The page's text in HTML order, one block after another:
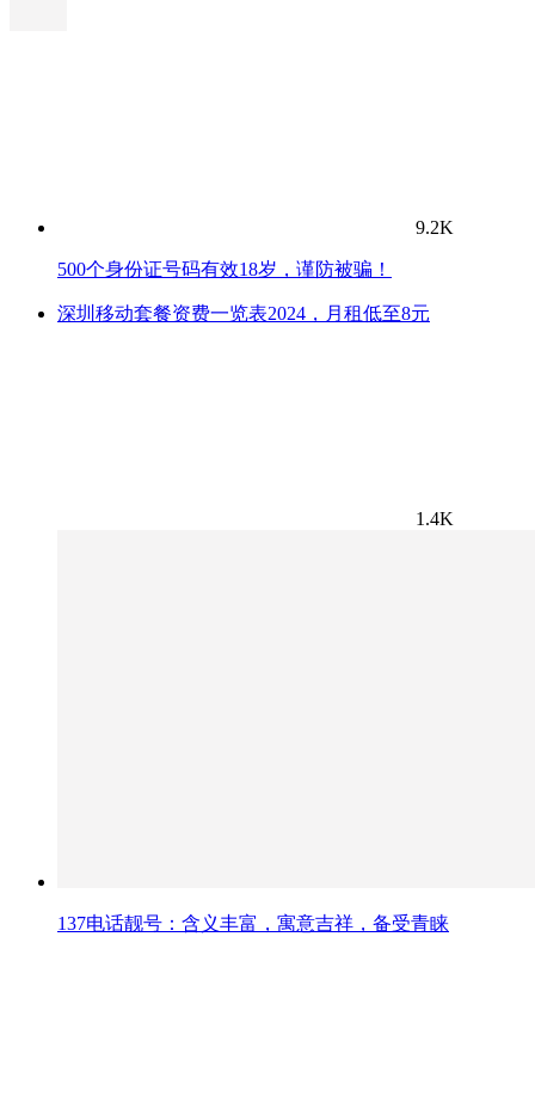
9.2K
500个身份证号码有效18岁，谨防被骗！
深圳移动套餐资费一览表2024，月租低至8元
1.4K
137电话靓号：含义丰富，寓意吉祥，备受青睐